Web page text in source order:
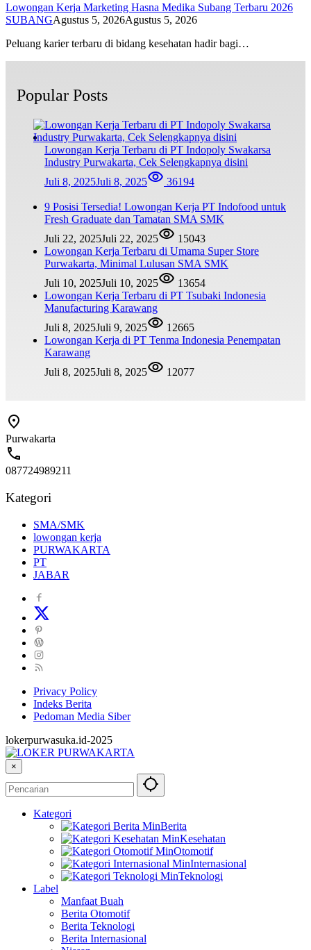
Lowongan Kerja Marketing Hasna Medika Subang Terbaru 2026
SUBANGAgustus 5, 2026Agustus 5, 2026
Peluang karier terbaru di bidang kesehatan hadir bagi…
Popular Posts
Lowongan Kerja Terbaru di PT Indopoly Swakarsa
Industry Purwakarta, Cek Selengkapnya disini
Juli 8, 2025Juli 8, 2025 36194
9 Posisi Tersedia! Lowongan Kerja PT Indofood untuk
Fresh Graduate dan Tamatan SMA SMK
Juli 22, 2025Juli 22, 2025
15043
Lowongan Kerja Terbaru di Umama Super Store
Purwakarta, Minimal Lulusan SMA SMK
Juli 10, 2025Juli 10, 2025
13654
Lowongan Kerja Terbaru di PT Tsubaki Indonesia
Manufacturing Karawang
Juli 8, 2025Juli 9, 2025
12665
Lowongan Kerja di PT Tenma Indonesia Penempatan
Karawang
Juli 8, 2025Juli 8, 2025 12077
Purwakarta
087724989211
Kategori
SMA/SMK
lowongan kerja
PURWAKARTA
PT
JABAR
Privacy Policy
Indeks Berita
Pedoman Media Siber
lokerpurwasuka.id-2025
×
Kategori
Berita
Kesehatan
Otomotif
Internasional
Teknologi
Label
Manfaat Buah
Berita Otomotif
Berita Teknologi
Berita Internasional